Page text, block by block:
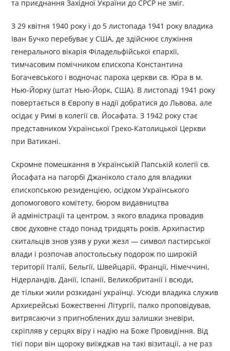
та приєднання Західної України до СРСР не зміг.
З 29 квітня 1940 року і до 5 листопада 1941 року владика
Іван Бучко перебуває у США, де здійснює служіння
генерального вікарія Філадельфійської єпархії,
тимчасовим помічником єпископа Константина
Богачевського і водночас пароха церкви св. Юра в м.
Нью-Йорку (штат Нью-Йорк, США). В листопаді 1941 року
повертається в Європу в надії добратися до Львова, але
осідає у Римі в колегії св. Йосафата. З 1942 року стає
представником Української Греко-Католицької Церкви
при Ватикані.
Скромне помешкання в Українській Папській колегії св.
Йосафата на пагорбі Джаніколо стало для владики
єпископською резиденцією, осідком Українського
допомогового комітету, бюром видавництва
й адміністрації та центром, з якого владика провадив
своє духовне стадо понад тридцять років. Архипастир
скитальців знов узяв у руки жезл — символ пастирської
влади і розпочав апостольську подорож по широкій
території Італії, Бельгії, Швейцарії, Франції, Німеччині,
Нідерландів, Данії, Іспанії, Великобританії і всюди,
де тільки жили розкидані українці. Усюди владика служив
Архиєрейські Божественні Літургії, палко проповідував,
витрясаючи з пригноблених душ залишки зневіри,
скріпляв у серцях віру і надію на Боже Провидіння. Від
тієї пори він щороку виїжджав на такі візитації, а не раз